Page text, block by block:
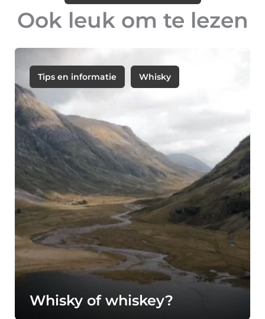
Ook leuk om te lezen
Tips en informatie Whisky
Whisky of whiskey?